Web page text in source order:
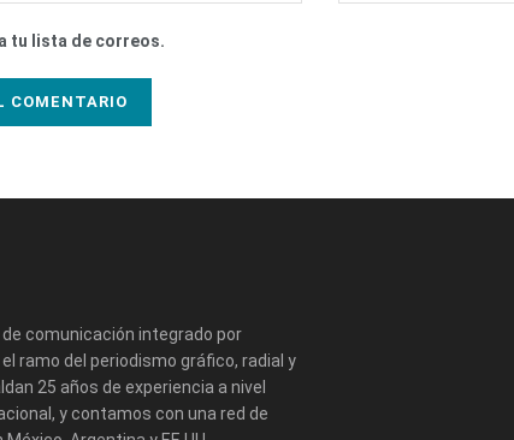
tu lista de correos.
comunicación integrado por
ramo del periodismo gráfico, radial y
25 años de experiencia a nivel
y contamos con una red de